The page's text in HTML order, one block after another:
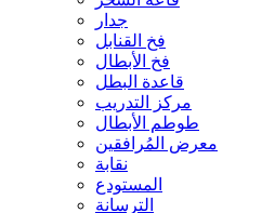
جدار
فخ القنابل
فخ الأبطال
قاعدة البطل
مركز التدريب
طوطم الأبطال
معرض المُرافقين
نقابة
المستودع
الترسانة